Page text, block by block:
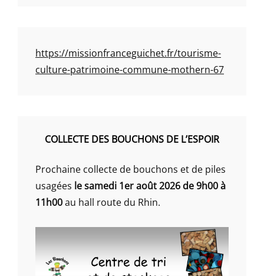
https://missionfranceguichet.fr/tourisme-
culture-patrimoine-commune-mothern-67
COLLECTE DES BOUCHONS DE L’ESPOIR
Prochaine collecte de bouchons et de piles
usagées le samedi 1er août 2026 de 9h00 à
11h00au hall route du Rhin.